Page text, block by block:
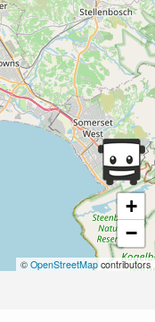
+
−
© OpenStreetMap contributors